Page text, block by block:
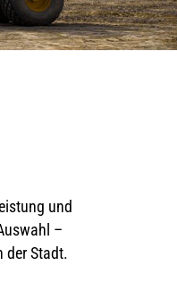
und
–
der Stadt.